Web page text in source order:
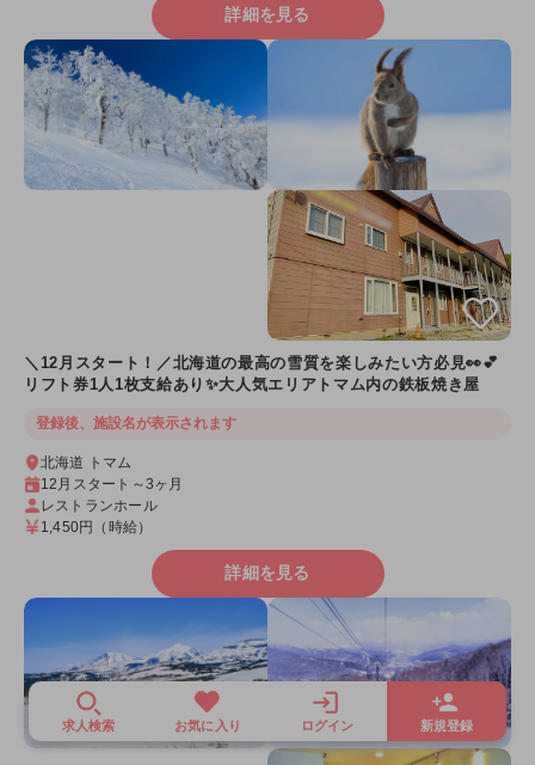
求人検索 お気に入り ログイン 新規登録
詳細を見る
＼12月スタート！／北海道の最高の雪質を楽しみたい方必見👀💕
リフト券1人1枚支給あり✨大人気エリアトマム内の鉄板焼き屋
登録後、施設名が表示されます
北海道 トマム
12月スタート～3ヶ月
レストランホール
1,450円 （時給）
詳細を見る